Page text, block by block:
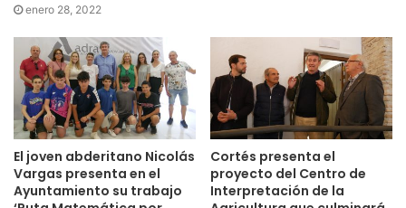
enero 28, 2022
El joven abderitano Nicolás
Vargas presenta en el
Ayuntamiento su trabajo
Cortés presenta el
proyecto del Centro de
Interpretación de la